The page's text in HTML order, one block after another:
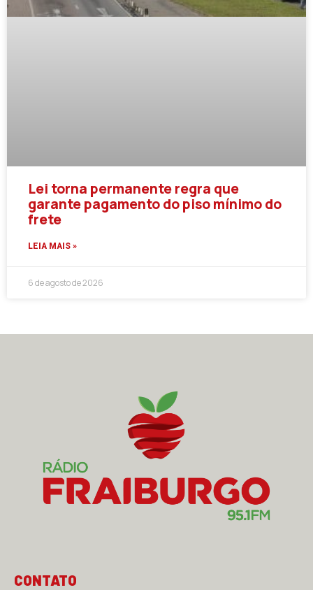
Lei torna permanente regra que
garante pagamento do piso mínimo do
frete
LEIA MAIS »
6 de agosto de 2026
CONTATO